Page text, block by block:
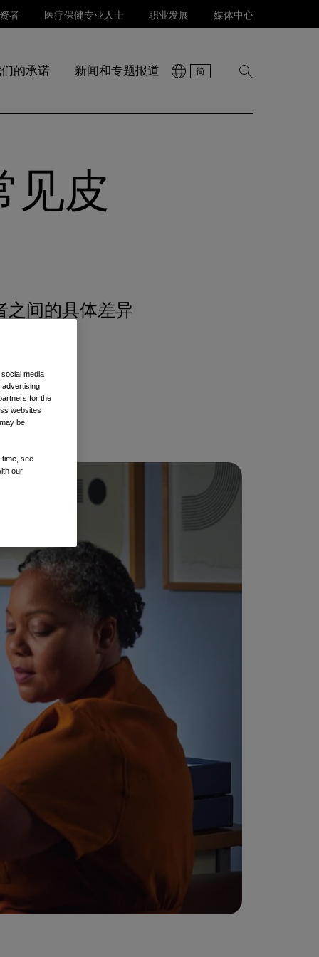
者 医疗保健专业人士 职业发展 媒体中心
的承诺 新闻和专题报道
显
索
见皮
之间的具体差异
media
advertising
for the
websites
be
see
our